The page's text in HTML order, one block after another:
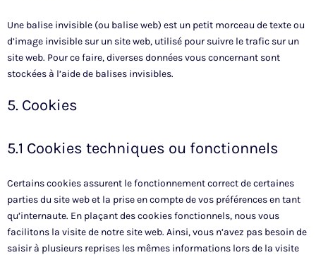
Une balise invisible (ou balise web) est un petit morceau de texte ou
d’image invisible sur un site web, utilisé pour suivre le trafic sur un
site web. Pour ce faire, diverses données vous concernant sont
stockées à l’aide de balises invisibles.
5. Cookies
5.1 Cookies techniques ou fonctionnels
Certains cookies assurent le fonctionnement correct de certaines
parties du site web et la prise en compte de vos préférences en tant
qu’internaute. En plaçant des cookies fonctionnels, nous vous
facilitons la visite de notre site web. Ainsi, vous n’avez pas besoin de
saisir à plusieurs reprises les mêmes informations lors de la visite